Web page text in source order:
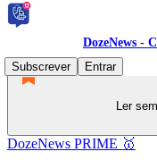
DozeNews -
Subscrever
Entrar
Ler
DozeNews PRIME 🥇